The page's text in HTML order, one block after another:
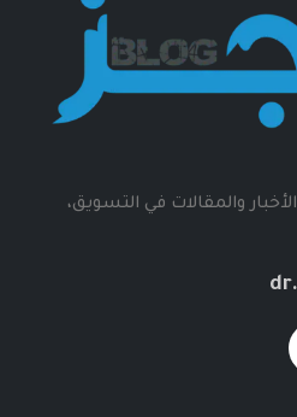
والمقالات في التسويق،